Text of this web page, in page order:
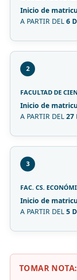
Inicio de
A PARTIR DEL 6
2
FACULTAD DE
Inicio de
A PARTIR DEL 27
3
FAC. CS.
Inicio de
A PARTIR DEL 5
TOMAR NOTA: